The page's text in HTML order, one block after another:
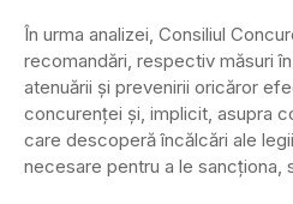
În urma analizei, Consiliul
recomandări, respectiv măsuri
atenuării şi prevenirii oricăror
concurenţei şi, implicit, asupra
care descoperă încălcări ale
necesare pentru a le sancţiona,